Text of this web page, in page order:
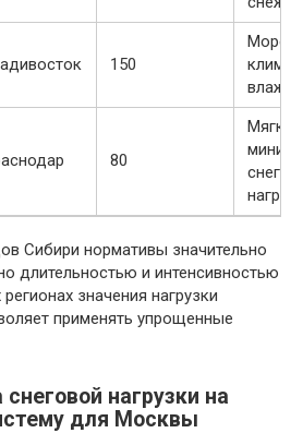
150
80
Сибири нормативы значительно
длительностью и интенсивностью
значения нагрузки
применять упрощенные
нагрузки на
для Москвы